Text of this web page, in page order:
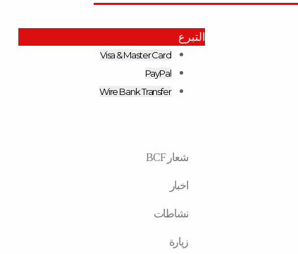
التبرع
Visa & Master Card
PayPal
Wire Bank Transfer
شعار BCF
اخبار
نشاطات
زیارة